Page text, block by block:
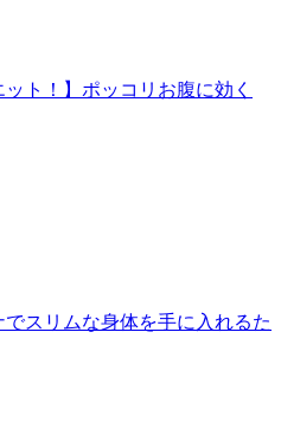
ト！】ポッコリお腹に効く
でスリムな身体を手に入れるた